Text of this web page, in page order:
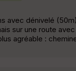
avec dénivelé
sur une route
agréable :